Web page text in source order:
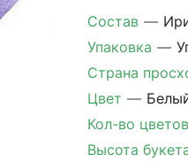
Состав —
Упаковка —
Страна
Цвет —
Кол-во
Высота